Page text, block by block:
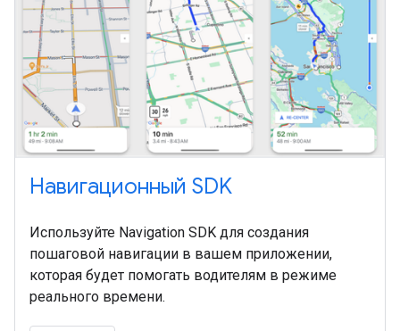
Навигационный SDK
Используйте Navigation SDK для создания
пошаговой навигации в вашем приложении,
которая будет помогать водителям в режиме
реального времени.